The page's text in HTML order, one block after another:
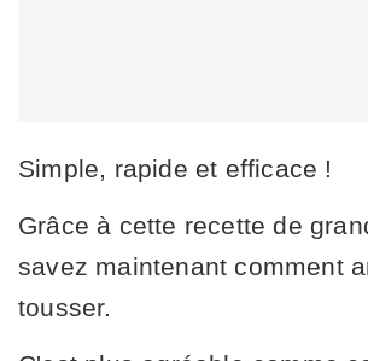
Simple, rapide et efficace !
Grâce à cette recette de
savez maintenant comment
tousser.